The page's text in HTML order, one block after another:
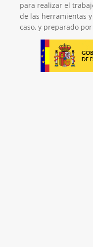
para realizar el
de las herramientas
caso, y preparado